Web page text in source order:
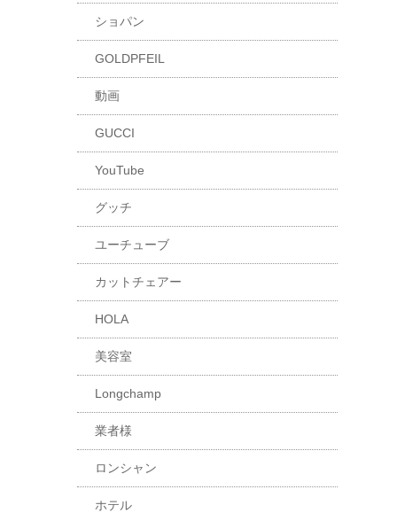
ショパン
GOLDPFEIL
動画
GUCCI
YouTube
グッチ
ユーチューブ
カットチェアー
HOLA
美容室
Longchamp
業者様
ロンシャン
ホテル